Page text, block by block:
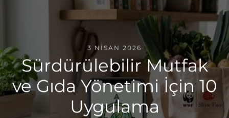
3 NISAN 2026
Sürdürülebilir Mutfak
ve Gıda Yönetimi İçin 10
Uygulama